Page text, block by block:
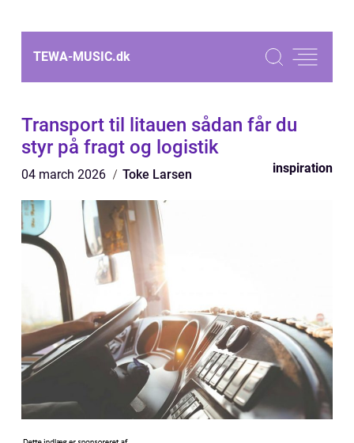
TEWA-MUSIC.dk
Transport til litauen sådan får du
styr på fragt og logistik
04 march 2026 Toke Larsen inspiration